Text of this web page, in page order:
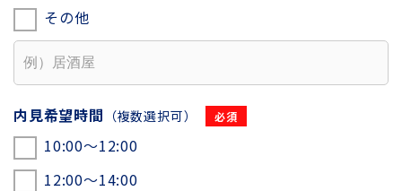
その他
内見希望時間 （複数選択可）
10:00〜12:00
12:00〜14:00